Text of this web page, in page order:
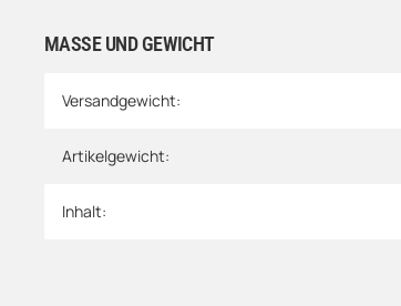
MASSE UND GEWICHT
Versandgewicht:
Artikelgewicht:
Inhalt: